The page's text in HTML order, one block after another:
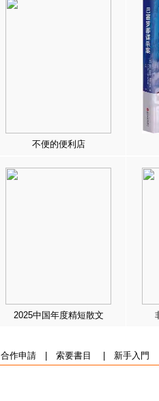
不便的便利店
2025中国年度精短散文
合作申請| 索要書目 新手入門